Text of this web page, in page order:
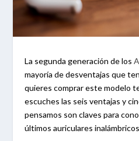
La segunda generación de los
mayoría de desventajas que
quieres comprar este modelo
escuches las seis ventajas y
pensamos son claves para
últimos auriculares